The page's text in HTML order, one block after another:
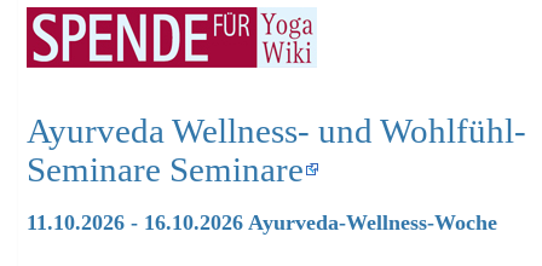
Ayurveda Wellness- und Wohlfühl-
Seminare Seminare
11.10.2026 - 16.10.2026 Ayurveda-Wellness-Woche